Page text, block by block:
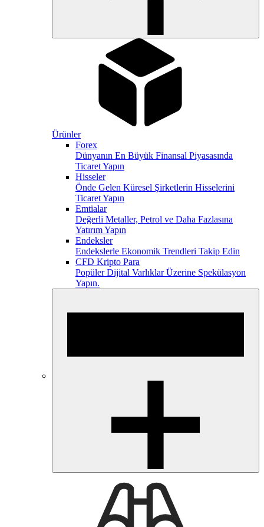
Ürünler
Forex
Dünyanın En Büyük Finansal Piyasasında
Ticaret Yapın
Hisseler
Önde Gelen Küresel Şirketlerin Hisselerini
Ticaret Yapın
Emtialar
Değerli Metaller, Petrol ve Daha Fazlasına
Yatırım Yapın
Endeksler
Endekslerle Ekonomik Trendleri Takip Edin
CFD Kripto Para
Popüler Dijital Varlıklar Üzerine Spekülasyon
Yapın.